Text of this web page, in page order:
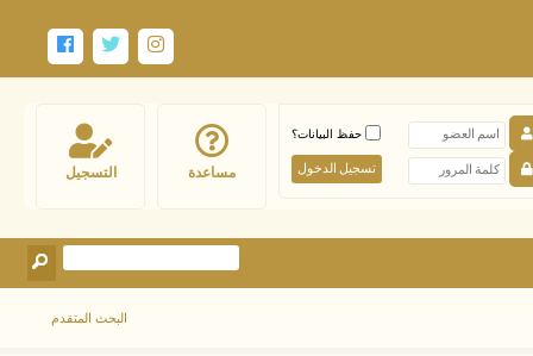
التسجيل مساعدة
حفظ البيانات؟
البحث المتقدم